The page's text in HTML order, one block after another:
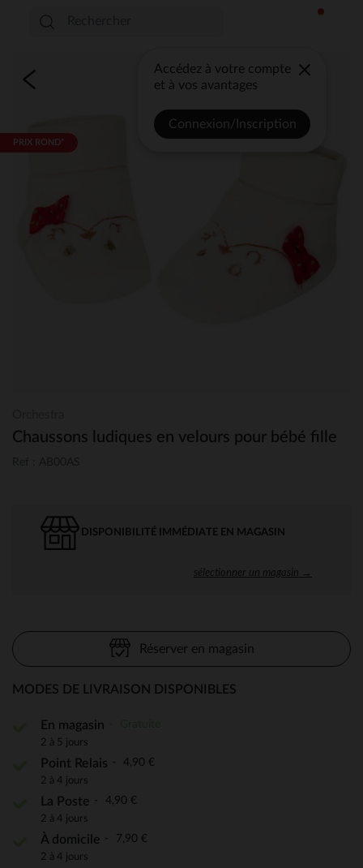
Accédez à votre compte
et à vos avantages
Connexion/Inscription
PRIX ROND*
Chaussons ludiques en velours pour bébé fille
DISPONIBILITÉ IMMÉDIATE EN MAGASIN
sélectionner un magasin →
Réserver en magasin
MODES DE LIVRAISON DISPONIBLES
En magasin
2 à 5 jours
Point Relais 4,90 €
2 à 4 jours
La Poste 4,90 €
2 à 4 jours
À domicile 7,90 €
2 à 4 jours